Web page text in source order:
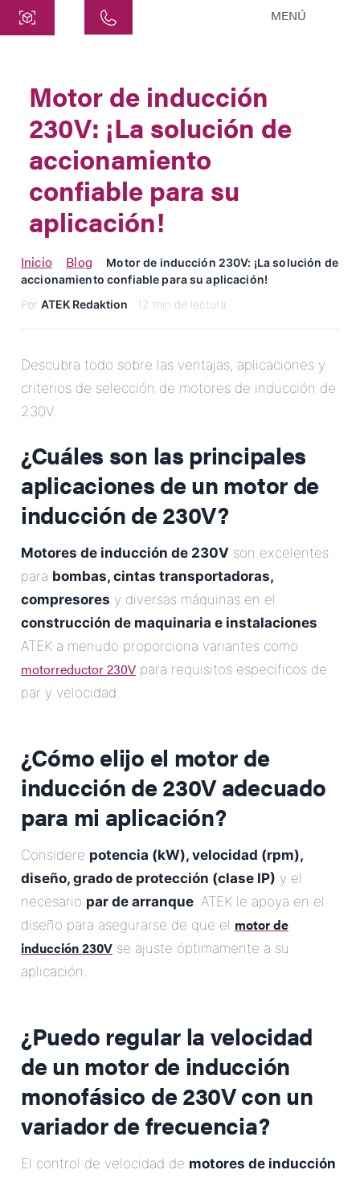
Siemensstraße 47
25462 Rellingen
info@atek.de
+49 4101 7953-0
Abrir Chat
Nombre
Nombre de la Empresa
Correo Electrónico
Mensaje
Enviar Mensaje
MENÚ
Motor de inducción
230V: ¡La solución de
accionamiento
confiable para su
aplicación!
Inicio Blog
Motor de inducción 230V: ¡La solución de
accionamiento confiable para su aplicación!
Por ATEK Redaktion · 12 min de lectura
Descubra todo sobre las ventajas, aplicaciones y
criterios de selección de motores de inducción de
230V.
¿Cuáles son las principales
aplicaciones de un motor de
inducción de 230V?
Motores de inducción de 230V son excelentes
para bombas, cintas transportadoras,
compresores y diversas máquinas en el
construcción de maquinaria e instalaciones.
ATEK a menudo proporciona variantes como
motorreductor 230V para requisitos específicos de
par y velocidad.
¿Cómo elijo el motor de
inducción de 230V adecuado
para mi aplicación?
Considere potencia (kW), velocidad (rpm),
diseño, grado de protección (clase IP) y el
necesario par de arranque. ATEK le apoya en el
diseño para asegurarse de que el motor de
inducción 230V se ajuste óptimamente a su
aplicación.
¿Puedo regular la velocidad
de un motor de inducción
monofásico de 230V con un
variador de frecuencia?
El control de velocidad de motores de inducción